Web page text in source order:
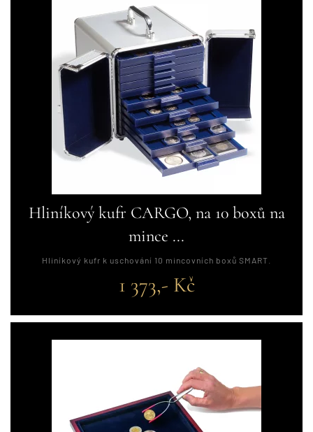
Hliníkový kufr CARGO, na 10 boxů na
mince ...
Hliníkový kufr k uschování 10 mincovních boxů SMART.
1 373,- Kč